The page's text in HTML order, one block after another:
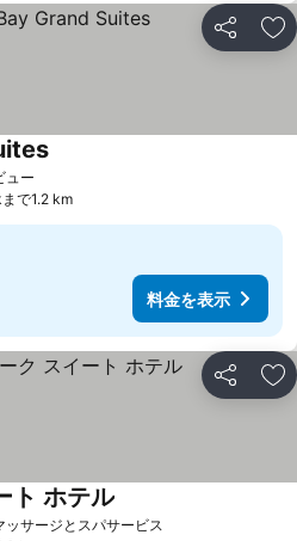
シェア お
ュー
で1.2 km
料金を表示
シェア お
ッサージとスパサービス
ト ホテル